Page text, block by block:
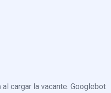
cargar la vacante. Googlebot